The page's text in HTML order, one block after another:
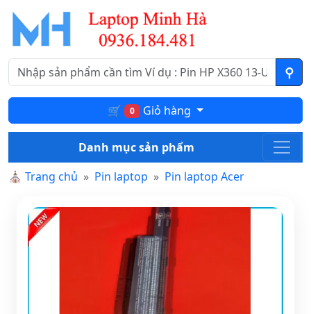
🛒 0 Giỏ hàng
Danh mục sản phẩm
⛪ Trang chủ Pin laptop Pin laptop Acer